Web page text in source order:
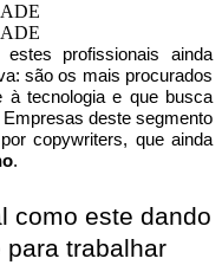
profissionais ainda
são os mais procurados
à tecnologia e que busca
deste segmento
copywriters, que ainda
.
como este dando
para trabalhar